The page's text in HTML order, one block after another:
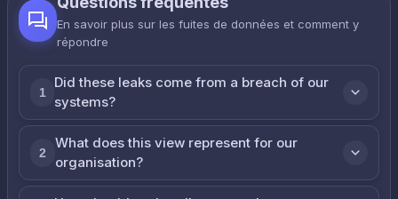
En savoir plus sur les fuites de données et comment y
répondre
1
Did these leaks come from a breach of our
systems?
2
What does this view represent for our
organisation?